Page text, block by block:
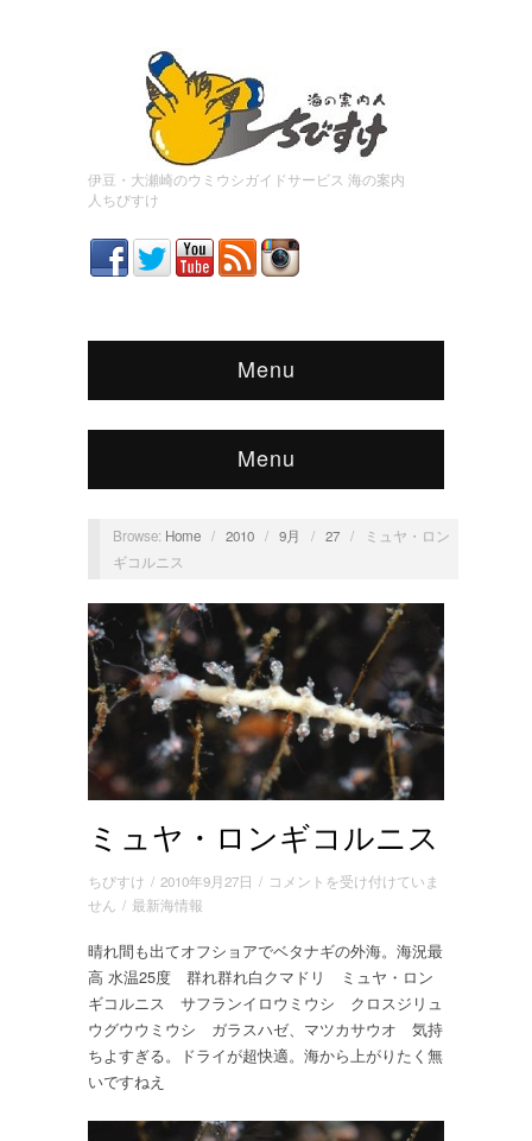
伊豆・大瀬崎のウミウシガイドサービス 海の案内
人ちびすけ
Menu
Menu
Browse: Home / 2010 / 9月 / 27 /
ミュヤ・ロン
ギコルニス
ミュヤ・ロンギコルニス
ちびすけ / 2010年9月27日 / ミ
ロ
ン
ギ
コ
ル
ニ
は
コメントを受け付けていま
せん / 最新海情報
晴れ間も出てオフショアでベタナギの外海。海況最
高 水温25度 群れ群れ白クマドリ ミュヤ・ロン
ギコルニス サフランイロウミウシ クロスジリュ
ウグウウミウシ ガラスハゼ、マツカサウオ 気持
ちよすぎる。ドライが超快適。海から上がりたく無
いですねえ